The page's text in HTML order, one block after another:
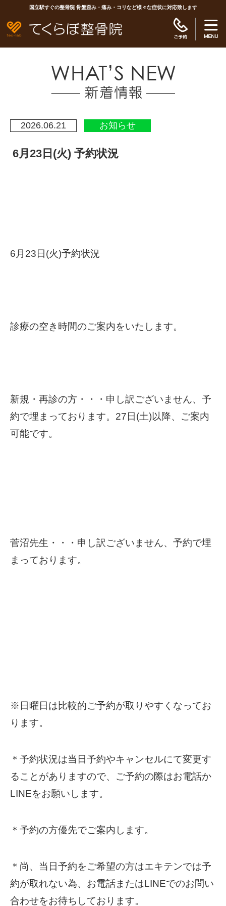
国立駅すぐの整骨院 骨盤歪み・痛み・コリなど様々な症状に対応致します
2026.06.21 お知らせ
6月23日(火) 予約状況
6月23日(火)予約状況
診療の空き時間のご案内をいたします。
新規・再診の方・・・申し訳ございません、予
約で埋まっております。27日(土)以降、ご案内
可能です。
菅沼先生・・・申し訳ございません、予約で埋
まっております。
※日曜日は比較的ご予約が取りやすくなってお
ります。
＊予約状況は当日予約やキャンセルにて変更す
ることがありますので、ご予約の際はお電話か
LINEをお願いします。
＊予約の方優先でご案内します。
＊尚、当日予約をご希望の方はエキテンでは予
約が取れない為、お電話またはLINEでのお問い
合わせをお待ちしております。